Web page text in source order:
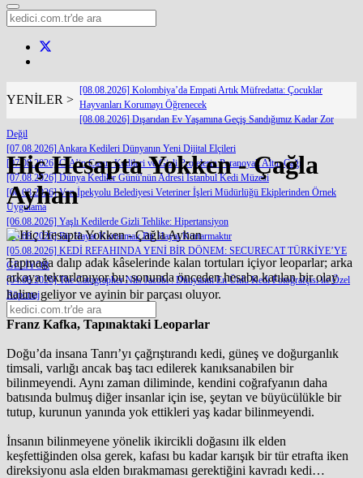
YENİLER >
[08.08.2026] Kolombiya’da Empati Artık Müfredatta: Çocuklar
Hayvanları Korumayı Öğrenecek
[08.08.2026] Dışarıdan Ev Yaşamına Geçiş Sandığımız Kadar Zor
Değil
[07.08.2026] Ankara Kedileri Dünyanın Yeni Dijital Elçileri
[07.08.2026] CIA’in Casus Kedileri ve Gizli Projelerin Paranoyak Altın Çağı
[07.08.2026] Dünya Kediler Günü'nün Adresi İstanbul Kedi Müzesi
[06.08.2026] Van İpekyolu Belediyesi Veteriner İşleri Müdürlüğü Ekiplerinden Örnek
Uygulama
[06.08.2026] Yaşlı Kedilerde Gizli Tehlike: Hipertansiyon
[05.08.2026] Bir Hayat Kurtarmak Bir Hayat Kurtarmaktır
[05.08.2026] KEDİ REFAHINDA YENİ BİR DÖNEM: SECURECAT TÜRKİYE’YE
GELİYOR
[04.08.2026] The Catographer Nils Jacobi : Dünyanın En Ünlü Kedi Fotoğrafçısı ile Özel
Röportaj
Hiç Hesapta Yokken - Çağla
Ayhan
Tapınağa dalıp adak kâselerinde kalan tortuları içiyor leoparlar; arka
arkaya tekrarlanıyor bu; sonunda önceden hesaba katılan bir olay
haline geliyor ve ayinin bir parçası oluyor.
Franz Kafka, Tapınaktaki Leoparlar
Doğu’da insana Tanrı’yı çağrıştırandı kedi, güneş ve doğurganlık
timsali, varlığı ancak baş tacı edilerek kanıksanabilen bir
bilinmeyendi. Aynı zaman diliminde, kendini coğrafyanın daha
batısında bulmuş diğer insanlar için ise, şeytan ve büyücülükle bir
tutup, kurunun yanında yok ettikleri yaş kadar bilinmeyendi.
İnsanın bilinmeyene yönelik ikircikli doğasını ilk elden
keşfettiğinden olsa gerek, kafası bu kadar karışık bir tür etrafta iken
direksiyonu asla elden bırakmaması gerektiğini kavradı kedi…